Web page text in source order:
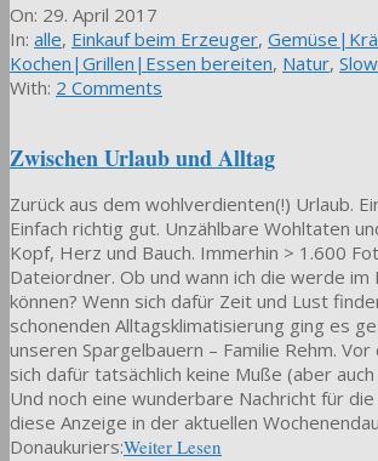
2017-
04-
29
On: 29. April 2017
In: alle, Einkauf beim Erzeuger,
Kochen|Grillen|Essen bereiten, Natur,
With: 2 Comments
Zwischen Urlaub und Alltag
Zurück aus dem wohlverdienten(!) Urlaub.
Einfach richtig gut. Unzählbare Wohltaten
Kopf, Herz und Bauch. Immerhin > 1.600
Dateiordner. Ob und wann ich die werde im
können? Wenn sich dafür Zeit und Lust
schonenden Alltagsklimatisierung ging es
unseren Spargelbauern – Familie Rehm.
sich dafür tatsächlich keine Muße (aber
Und noch eine wunderbare Nachricht für die
diese Anzeige in der aktuellen
Donaukuriers:Weiter Lesen